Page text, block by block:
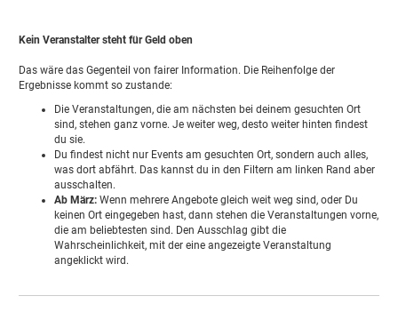
Kein Veranstalter steht für Geld oben
Das wäre das Gegenteil von fairer Information. Die Reihenfolge der
Ergebnisse kommt so zustande:
Die Veranstaltungen, die am nächsten bei deinem gesuchten Ort
sind, stehen ganz vorne. Je weiter weg, desto weiter hinten findest
du sie.
Du findest nicht nur Events am gesuchten Ort, sondern auch alles,
was dort abfährt. Das kannst du in den Filtern am linken Rand aber
ausschalten.
Ab März: Wenn mehrere Angebote gleich weit weg sind, oder Du
keinen Ort eingegeben hast, dann stehen die Veranstaltungen vorne,
die am beliebtesten sind. Den Ausschlag gibt die
Wahrscheinlichkeit, mit der eine angezeigte Veranstaltung
angeklickt wird.